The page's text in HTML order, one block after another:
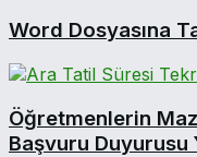
Word Dosyasına
Öğretmenlerin
Başvuru Duyurusu